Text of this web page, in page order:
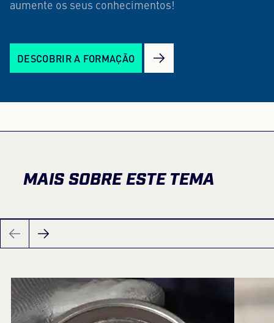
aumente os seus conhecimentos!
DESCOBRIR A FORMAÇÃO
MAIS SOBRE ESTE TEMA